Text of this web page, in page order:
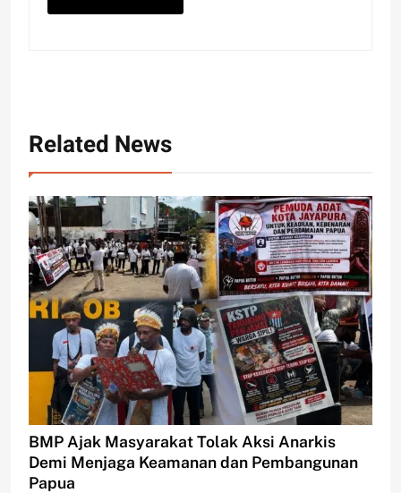
Related News
BMP Ajak Masyarakat Tolak Aksi Anarkis
Demi Menjaga Keamanan dan Pembangunan
Papua